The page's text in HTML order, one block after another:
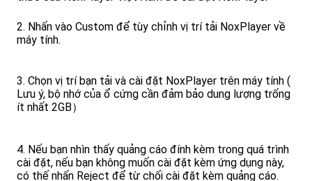
2. Nhấn vào Custom để tùy chỉnh vị trí tải NoxPlayer về
máy tính.
3. Chọn vị trí bạn tải và cài đặt NoxPlayer trên máy tính (
Lưu ý, bộ nhớ của ổ cứng cần đảm bảo dung lượng trống
ít nhất 2GB）
4. Nếu bạn nhìn thấy quảng cáo đính kèm trong quá trình
cài đặt, nếu bạn không muốn cài đặt kèm ứng dụng này,
có thế nhấn Reject để từ chối cài đặt kèm quảng cáo.